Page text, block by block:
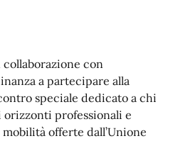
con
a partecipare alla
speciale dedicato a chi
professionali e
offerte dall’Unione